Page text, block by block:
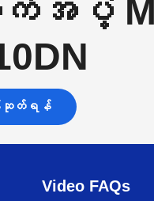
က်အပံ့
န်ဆုတ်ရန်
Video FAQs